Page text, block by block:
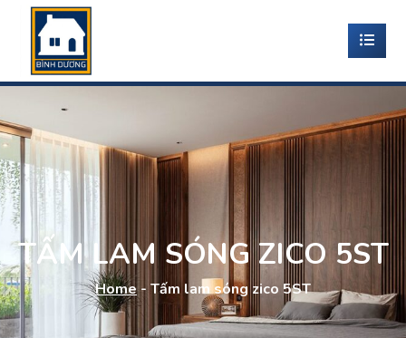
TẤM LAM SÓNG ZICO 5ST
Home- Tấm lam sóng zico 5ST